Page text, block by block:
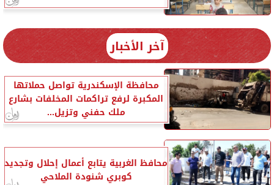
آخر الأخبار
محافظة الإسكندرية تواصل حملاتها
المكبرة لرفع تراكمات المخلفات بشارع
ملك حفني وتزيل...
محافظ الغربية يتابع أعمال إحلال وتجديد
كوبري شنودة الملاحي